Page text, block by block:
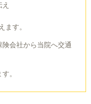
ます。
会社から当院へ交通
。